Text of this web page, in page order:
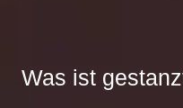
Was ist